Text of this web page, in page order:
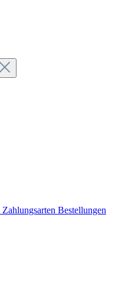
Zahlungsarten Bestellungen